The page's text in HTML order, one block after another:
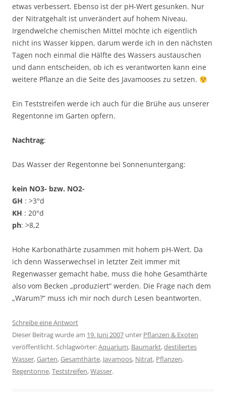
etwas verbessert. Ebenso ist der pH-Wert gesunken. Nur
der Nitratgehalt ist unverändert auf hohem Niveau.
Irgendwelche chemischen Mittel möchte ich eigentlich
nicht ins Wasser kippen, darum werde ich in den nächsten
Tagen noch einmal die Hälfte des Wassers austauschen
und dann entscheiden, ob ich es verantworten kann eine
weitere Pflanze an die Seite des Javamooses zu setzen.
Ein Teststreifen werde ich auch für die Brühe aus unserer
Regentonne im Garten opfern.
Nachtrag:
Das Wasser der Regentonne bei Sonnenuntergang:
kein NO3- bzw. NO2-
GH : >3°d
KH : 20°d
ph: >8,2
Hohe Karbonathärte zusammen mit hohem pH-Wert. Da
ich denn Wasserwechsel in letzter Zeit immer mit
Regenwasser gemacht habe, muss die hohe Gesamthärte
also vom Becken „produziert“ werden. Die Frage nach dem
„Warum?“ muss ich mir noch durch Lesen beantworten.
Schreibe eine Antwort
Dieser Beitrag wurde am 19. Juni 2007 unter Pflanzen & Exoten
veröffentlicht. Schlagwörter:Aquarium, Baumarkt,destiliertes
Wasser,Garten,Gesamthärte, Javamoos, Nitrat, Pflanzen,
Regentonne,Teststreifen,Wasser.